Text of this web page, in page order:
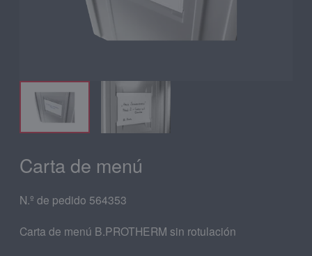
Carta de menú
N.º de pedido 564353
Carta de menú B.PROTHERM sin rotulación